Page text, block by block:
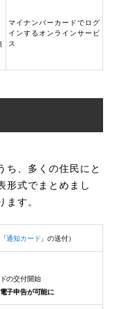
マイナンバーカードでログ
インするオンラインサービ
ス
ち、多くの住民にと
形式でまとめまし
す。
通知カード 」の送付）
の交付開始
子申告が可能に